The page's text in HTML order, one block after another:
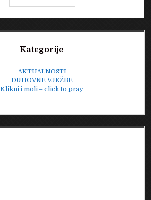
PAPINE
SVJETSKE
MOLITVENE
2018.
GODINU
Kategorije
AKTUALNOSTI
DUHOVNE VJEŽBE
Klikni i moli – click to pray